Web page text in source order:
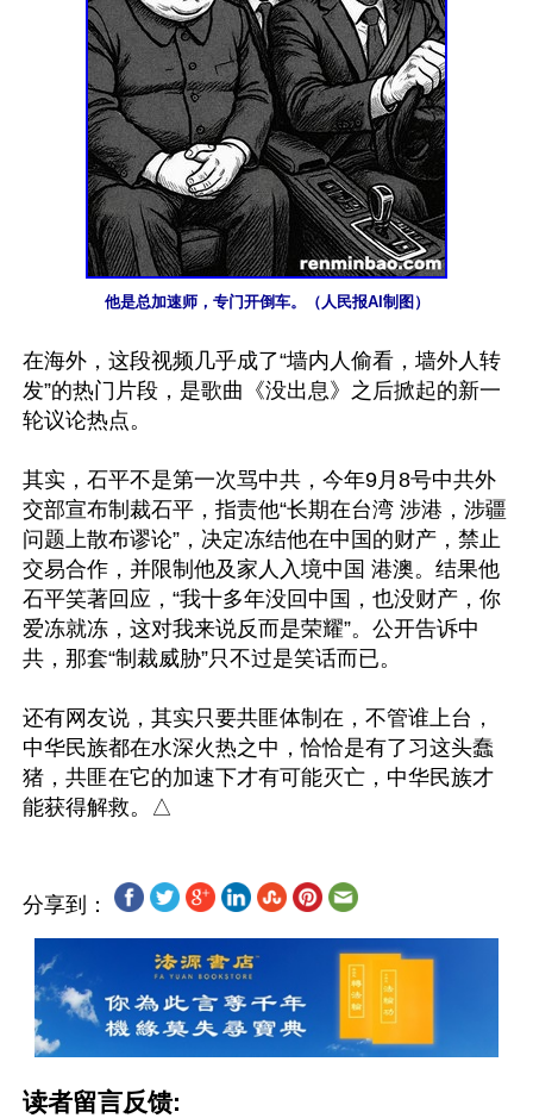
他是总加速师，专门开倒车。（人民报AI制图）
在海外，这段视频几乎成了“墙内人偷看，墙外人转
发”的热门片段，是歌曲《没出息》之后掀起的新一
轮议论热点。
其实，石平不是第一次骂中共，今年9月8号中共外
交部宣布制裁石平，指责他“长期在台湾 涉港，涉疆
问题上散布谬论”，决定冻结他在中国的财产，禁止
交易合作，并限制他及家人入境中国 港澳。结果他
石平笑著回应，“我十多年没回中国，也没财产，你
爱冻就冻，这对我来说反而是荣耀”。公开告诉中
共，那套“制裁威胁”只不过是笑话而已。
还有网友说，其实只要共匪体制在，不管谁上台，
中华民族都在水深火热之中，恰恰是有了习这头蠢
猪，共匪在它的加速下才有可能灭亡，中华民族才
分享到：
读者留言反馈: